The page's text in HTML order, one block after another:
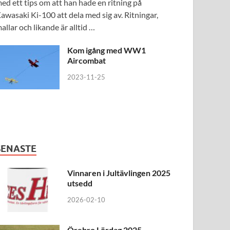
ett tips om att han hade en ritning på
Ki-100 att dela med sig av. Ritningar,
och likande är alltid …
Kom igång med WW1
Aircombat
2023-11-25
Vinnaren i Jultävlingen 2025
utsedd
2026-02-10